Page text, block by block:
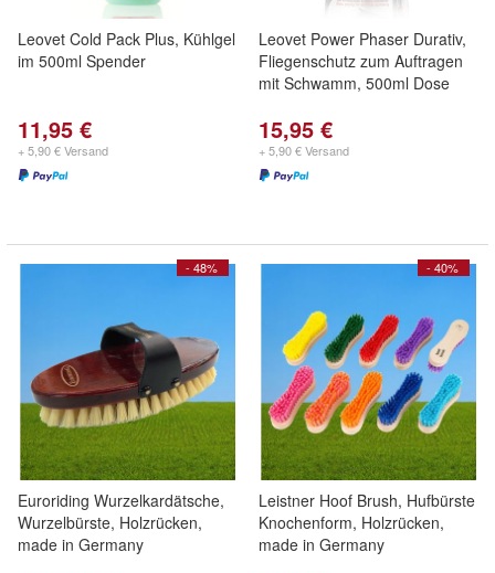
Leovet Cold Pack Plus, Kühlgel
im 500ml Spender
11,95 €
+ 5,90 € Versand
Leovet Power Phaser Durativ,
Fliegenschutz zum Auftragen
mit Schwamm, 500ml Dose
15,95 €
+ 5,90 € Versand
- 48%
Euroriding Wurzelkardätsche,
Wurzelbürste, Holzrücken,
made in Germany
- 40%
Leistner Hoof Brush, Hufbürste
Knochenform, Holzrücken,
made in Germany